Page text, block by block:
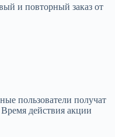
и повторный заказ от
пользователи получат
действия акции